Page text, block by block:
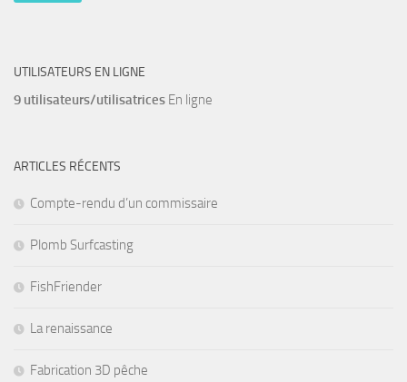
UTILISATEURS EN LIGNE
9 utilisateurs/utilisatrices En ligne
ARTICLES RÉCENTS
Compte-rendu d’un commissaire
Plomb Surfcasting
FishFriender
La renaissance
Fabrication 3D pêche